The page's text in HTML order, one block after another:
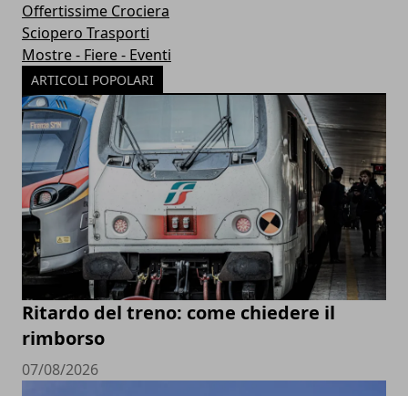
Offertissime Crociera
Sciopero Trasporti
Mostre - Fiere - Eventi
ARTICOLI POPOLARI
Ritardo del treno: come chiedere il
rimborso
07/08/2026